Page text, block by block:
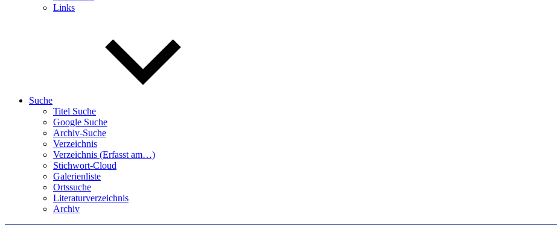
Links
Suche
Titel Suche
Google Suche
Archiv-Suche
Verzeichnis
Verzeichnis (Erfasst am…)
Stichwort-Cloud
Galerienliste
Ortssuche
Literaturverzeichnis
Archiv